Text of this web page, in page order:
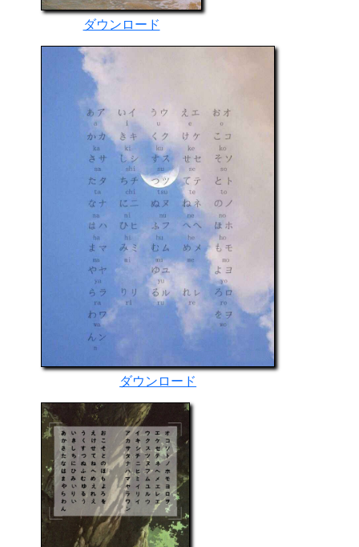
ダウンロード
ダウンロード